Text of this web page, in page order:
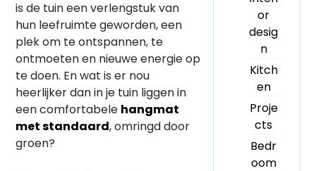
is de tuin een verlengstuk van
hun leefruimte geworden, een
plek om te ontspannen, te
ontmoeten en nieuwe energie op
te doen. En wat is er nou
heerlijker dan in je tuin liggen in
een comfortabele hangmat
met standaard, omringd door
groen?
or
desig
n
Kitch
en
Proje
cts
Bedr
oom